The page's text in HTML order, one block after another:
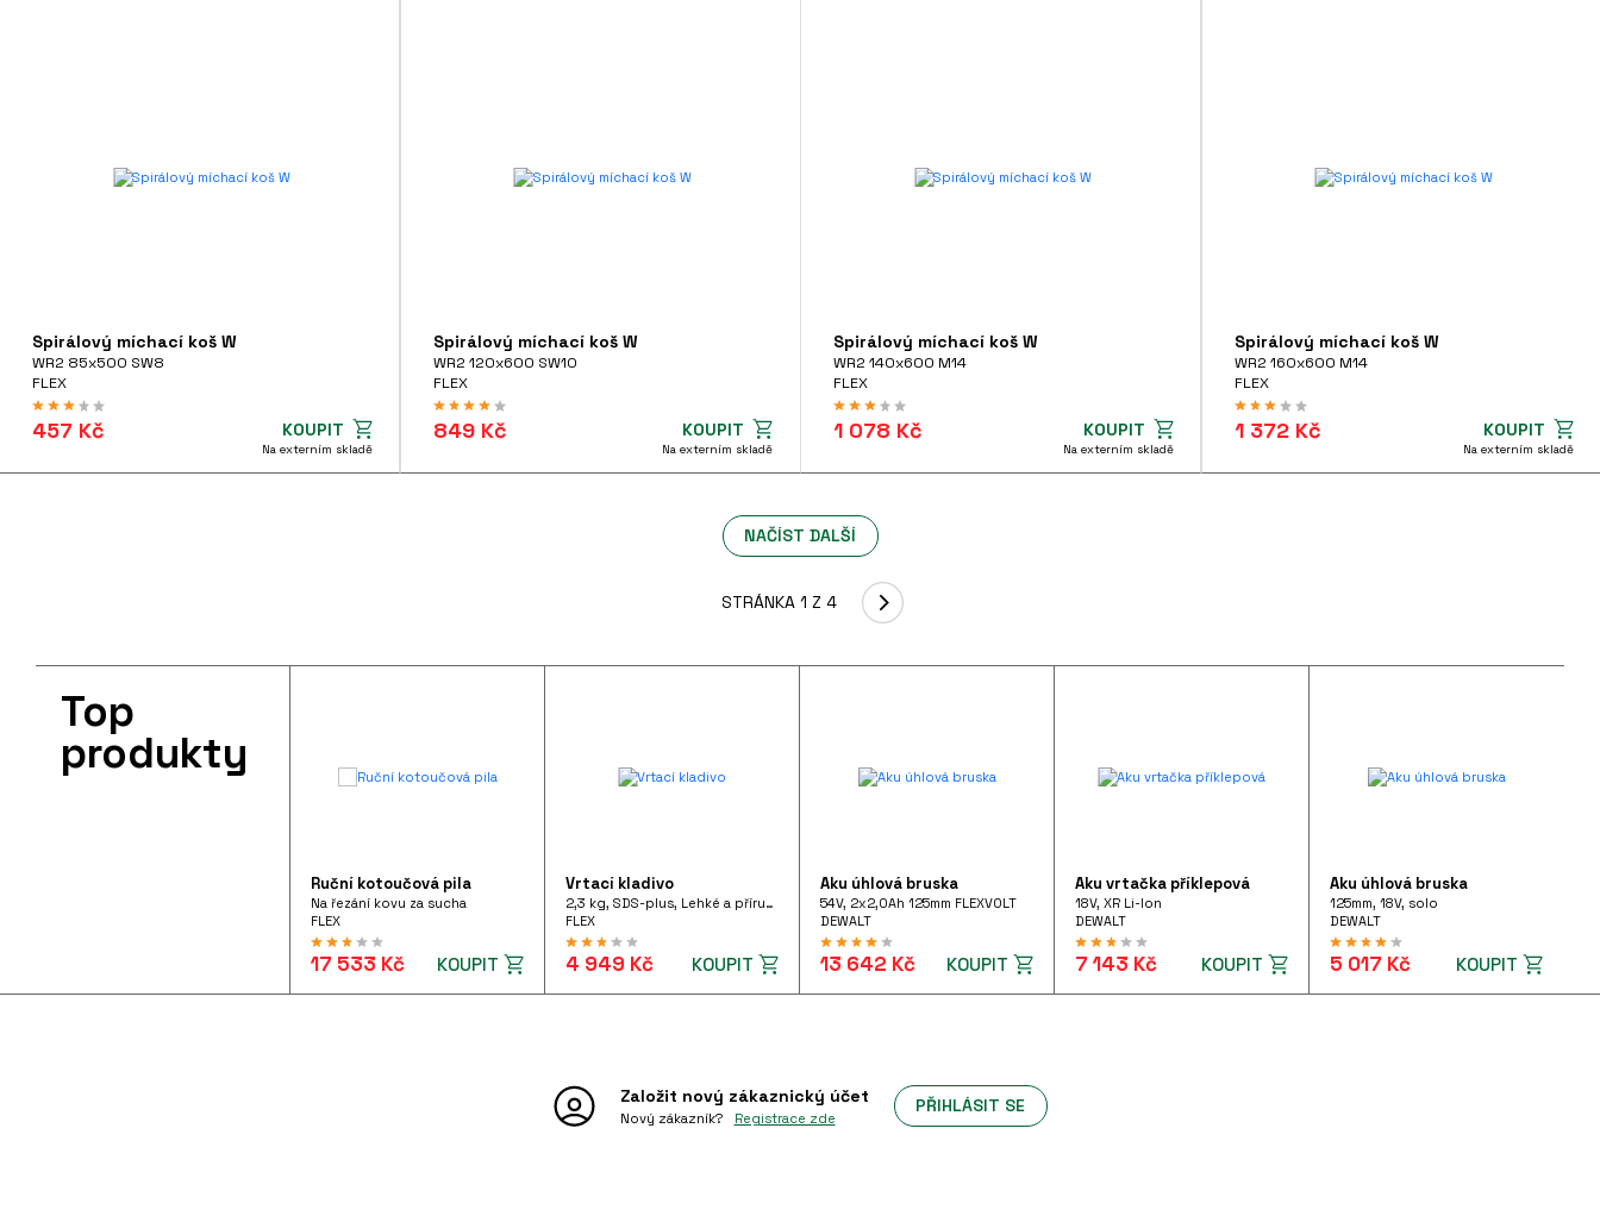
Spirálový míchací koš W
WR2 85x500 SW8
FLEX
457 Kč KOUPIT
Na externím skladě
Spirálový míchací koš W
WR2 120x600 SW10
FLEX
849 Kč KOUPIT
Na externím skladě
Spirálový míchací koš W
WR2 140x600 M14
FLEX
1 078 Kč KOUPIT
Na externím skladě
Spirálový míchací koš W
WR2 160x600 M14
FLEX
1 372 Kč KOUPIT
Na externím skladě
NAČÍST DALŠÍ
STRÁNKA 1 Z 4
Top
produkty
Ruční kotoučová pila
Na řezání kovu za sucha
FLEX
17 533 Kč KOUPIT
Vrtací kladivo
2,3 kg, SDS-plus, Lehké a příruční vrtací kladivo 710 W pistolového tvaru, FHE 2-22 SDS-plus 230/CEE
FLEX
4 949 Kč KOUPIT
Aku úhlová bruska
54V, 2x2,0Ah 125mm FLEXVOLT
DEWALT
13 642 Kč KOUPIT
Aku vrtačka příklepová
18V, XR Li-Ion
DEWALT
7 143 Kč KOUPIT
Aku úhlová bruska
125mm, 18V, solo
DEWALT
5 017 Kč KOUPIT
Založit nový zákaznický účet
Nový zákazník? Registrace zde
PŘIHLÁSIT SE